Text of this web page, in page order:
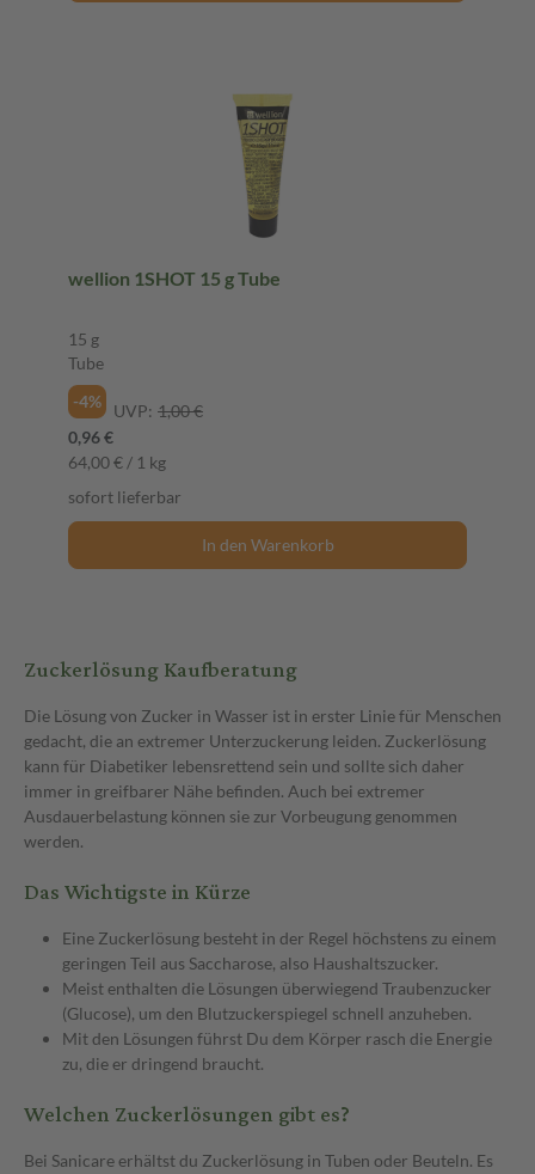
Zuckerlösung Kaufberatung
Die Lösung von Zucker in Wasser ist in erster Linie für Menschen
gedacht, die an extremer Unterzuckerung leiden. Zuckerlösung
kann für Diabetiker lebensrettend sein und sollte sich daher
immer in greifbarer Nähe befinden. Auch bei extremer
Ausdauerbelastung können sie zur Vorbeugung genommen
werden.
Das Wichtigste in Kürze
Eine Zuckerlösung besteht in der Regel höchstens zu einem
geringen Teil aus Saccharose, also Haushaltszucker.
Meist enthalten die Lösungen überwiegend Traubenzucker
(Glucose), um den Blutzuckerspiegel schnell anzuheben.
Mit den Lösungen führst Du dem Körper rasch die Energie
zu, die er dringend braucht.
Welchen Zuckerlösungen gibt es?
Bei Sanicare erhältst du Zuckerlösung in Tuben oder Beuteln. Es
wellion 1SHOT 15 g Tube
15 g
Tube
-4%
UVP: 1,00 €
0,96 €
64,00 € / 1 kg
sofort lieferbar
In den Warenkorb